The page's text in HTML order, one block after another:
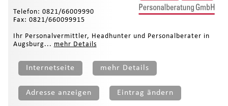
Telefon: 0821/66009990
Fax: 0821/660099915
Ihr Personalvermittler, Headhunter und Personalberater in
Augsburg... mehr Details
Internetseite mehr Details
Adresse anzeigen Eintrag ändern